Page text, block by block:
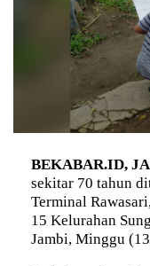
BEKABAR.ID,
sekitar 70 tahun
Terminal
15 Kelurahan
Jambi, Minggu